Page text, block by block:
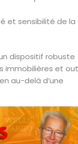
et sensibilité de la
dispositif robuste
immobilières et
au-delà d’une